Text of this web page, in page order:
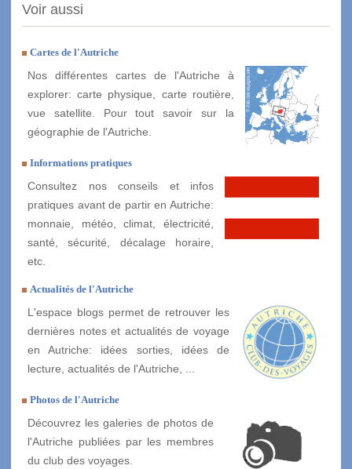
Voir aussi
Cartes de l'Autriche
Nos différentes cartes de l'Autriche à
explorer: carte physique, carte routière,
vue satellite. Pour tout savoir sur la
géographie de l'Autriche.
Informations pratiques
Consultez nos conseils et infos
pratiques avant de partir en Autriche:
monnaie, météo, climat, électricité,
santé, sécurité, décalage horaire,
etc.
Actualités de l'Autriche
L'espace blogs permet de retrouver les
dernières notes et actualités de voyage
en Autriche: idées sorties, idées de
lecture, actualités de l'Autriche, ...
Photos de l'Autriche
Découvrez les galeries de photos de
l'Autriche publiées par les membres
du club des voyages.